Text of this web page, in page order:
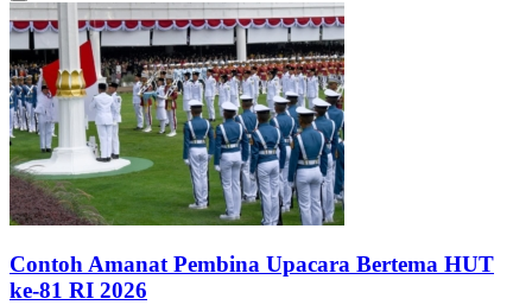
Contoh Amanat Pembina Upacara Bertema HUT
ke-81 RI 2026